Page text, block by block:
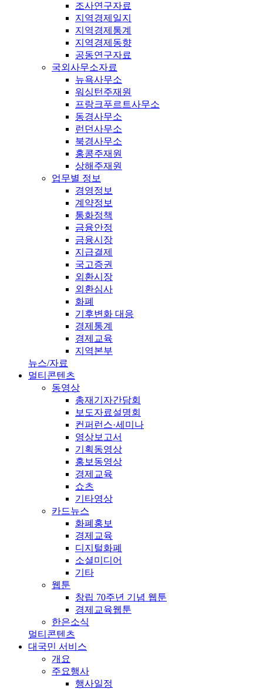
조사연구자료
지역경제일지
지역경제통계
지역경제동향
공동연구자료
국외사무소자료
뉴욕사무소
워싱턴주재원
프랑크푸르트사무소
동경사무소
런던사무소
북경사무소
홍콩주재원
상해주재원
업무별 정보
경영정보
계약정보
통화정책
금융안정
금융시장
지급결제
국고증권
외환시장
외환심사
화폐
기후변화 대응
경제통계
경제교육
지역본부
뉴스/자료
멀티콘텐츠
동영상
총재기자간담회
보도자료설명회
컨퍼런스·세미나
영상보고서
기획동영상
홍보동영상
경제교육
쇼츠
기타영상
카드뉴스
화폐홍보
경제교육
디지털화폐
소셜미디어
기타
웹툰
창립 70주년 기념 웹툰
경제교육웹툰
한은소식
멀티콘텐츠
대국민 서비스
개요
주요행사
행사일정